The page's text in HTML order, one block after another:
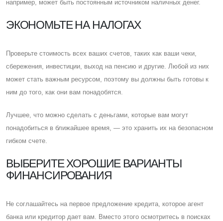
например, может быть постоянным источником наличных денег.
ЭКОНОМЬТЕ НА НАЛОГАХ
Проверьте стоимость всех ваших счетов, таких как ваши чеки,
сбережения, инвестиции, выход на пенсию и другие. Любой из них
может стать важным ресурсом, поэтому вы должны быть готовы к
ним до того, как они вам понадобятся.
Лучшее, что можно сделать с деньгами, которые вам могут
понадобиться в ближайшее время, — это хранить их на безопасном
гибком счете.
ВЫБЕРИТЕ ХОРОШИЕ ВАРИАНТЫ
ФИНАНСИРОВАНИЯ
Не соглашайтесь на первое предложение кредита, которое агент
банка или кредитор дает вам. Вместо этого осмотритесь в поисках